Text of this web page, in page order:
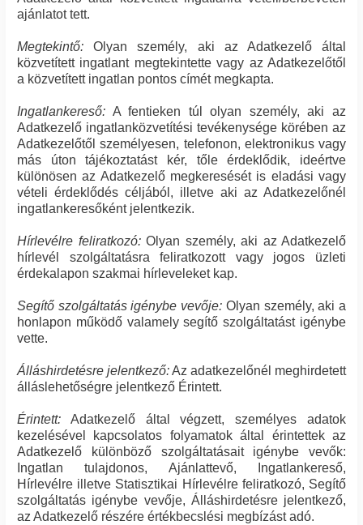
ajánlatot tett.
Megtekintő: Olyan személy, aki az Adatkezelő által
közvetített ingatlant megtekintette vagy az Adatkezelőtől
a közvetített ingatlan pontos címét megkapta.
Ingatlankereső: A fentieken túl olyan személy, aki az
Adatkezelő ingatlanközvetítési tevékenysége körében az
Adatkezelőtől személyesen, telefonon, elektronikus vagy
más úton tájékoztatást kér, tőle érdeklődik, ideértve
különösen az Adatkezelő megkeresését is eladási vagy
vételi érdeklődés céljából, illetve aki az Adatkezelőnél
ingatlankeresőként jelentkezik.
Hírlevélre feliratkozó:Olyan személy, aki az Adatkezelő
hírlevél szolgáltatásra feliratkozott vagy jogos üzleti
érdekalapon szakmai hírleveleket kap.
Segítő szolgáltatás igénybe vevője: Olyan személy, aki a
honlapon működő valamely segítő szolgáltatást igénybe
vette.
Álláshirdetésre jelentkező:Az adatkezelőnél meghirdetett
álláslehetőségre jelentkező Érintett.
Érintett: Adatkezelő által végzett, személyes adatok
kezelésével kapcsolatos folyamatok által érintettek az
Adatkezelő különböző szolgáltatásait igénybe vevők:
Ingatlan tulajdonos, Ajánlattevő, Ingatlankereső,
Hírlevélre illetve Statisztikai Hírlevélre feliratkozó, Segítő
szolgáltatás igénybe vevője, Álláshirdetésre jelentkező,
az Adatkezelő részére értékbecslési megbízást adó.